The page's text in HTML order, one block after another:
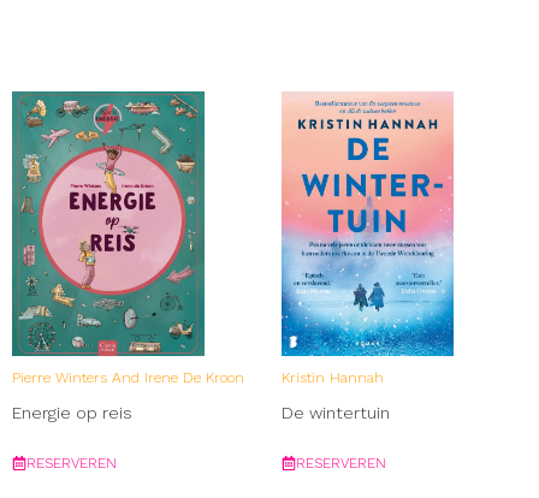
Pierre Winters And Irene De Kroon
Energie op reis
RESERVEREN
Kristin Hannah
De wintertuin
RESERVEREN